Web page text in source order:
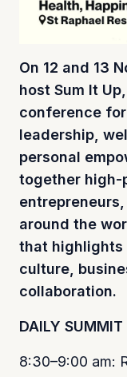
On 12 and 13
host Sum It
conference
leadership,
personal
together high-
around the
that highlights
culture,
collaboration.
DAILY SUMMIT
8:30–9:00 am: